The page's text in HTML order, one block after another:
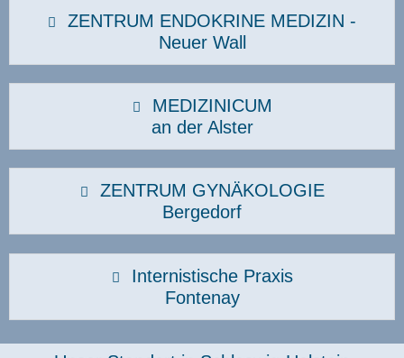
ZENTRUM ENDOKRINE MEDIZIN -
Neuer Wall
MEDIZINICUM
an der Alster
ZENTRUM GYNÄKOLOGIE
Bergedorf
Internistische Praxis
Fontenay